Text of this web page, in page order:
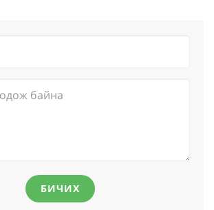
БИЧИХ